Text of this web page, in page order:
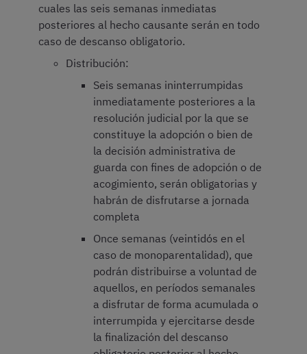
cuales las seis semanas inmediatas
posteriores al hecho causante serán en todo
caso de descanso obligatorio.
Distribución:
Seis semanas ininterrumpidas
inmediatamente posteriores a la
resolución judicial por la que se
constituye la adopción o bien de
la decisión administrativa de
guarda con fines de adopción o de
acogimiento, serán obligatorias y
habrán de disfrutarse a jornada
completa
Once semanas (veintidós en el
caso de monoparentalidad), que
podrán distribuirse a voluntad de
aquellos, en períodos semanales
a disfrutar de forma acumulada o
interrumpida y ejercitarse desde
la finalización del descanso